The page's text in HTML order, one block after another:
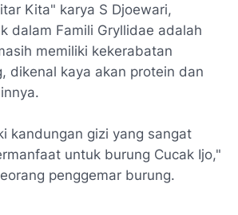
Kita" karya S Djoewari,
dalam Famili Gryllidae adalah
memiliki kekerabatan
dikenal kaya akan protein dan
kandungan gizi yang sangat
untuk burung Cucak Ijo,"
penggemar burung.